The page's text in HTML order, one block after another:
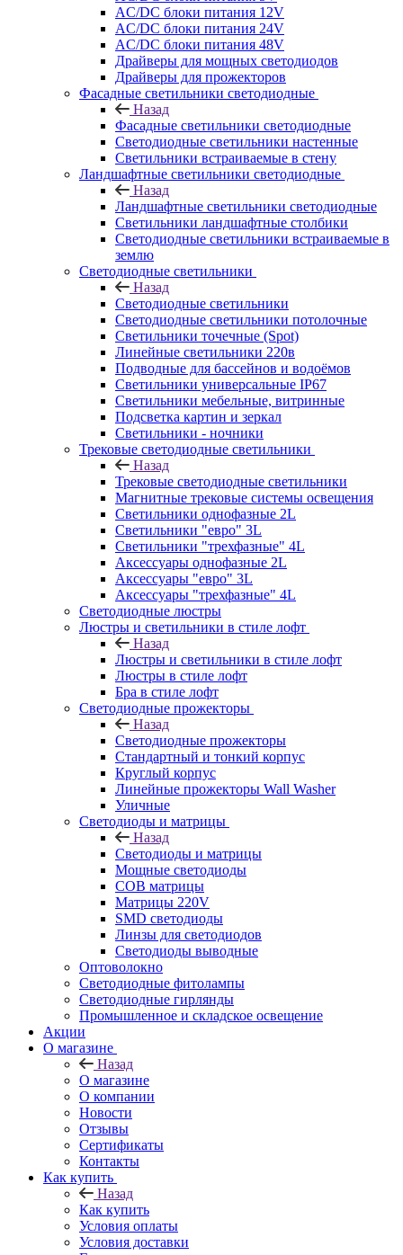
AC/DC блоки питания 12V
AC/DC блоки питания 24V
AC/DC блоки питания 48V
Драйверы для мощных светодиодов
Драйверы для прожекторов
Фасадные светильники светодиодные
Назад
Фасадные светильники светодиодные
Светодиодные светильники настенные
Светильники встраиваемые в стену
Ландшафтные светильники светодиодные
Назад
Ландшафтные светильники светодиодные
Светильники ландшафтные столбики
Светодиодные светильники встраиваемые в
землю
Светодиодные светильники
Назад
Светодиодные светильники
Светодиодные светильники потолочные
Светильники точечные (Spot)
Линейные светильники 220в
Подводные для бассейнов и водоёмов
Светильники универсальные IP67
Светильники мебельные, витринные
Подсветка картин и зеркал
Светильники - ночники
Трековые светодиодные светильники
Назад
Трековые светодиодные светильники
Магнитные трековые системы освещения
Светильники однофазные 2L
Светильники "евро" 3L
Светильники "трехфазные" 4L
Аксессуары однофазные 2L
Аксессуары "евро" 3L
Аксессуары "трехфазные" 4L
Светодиодные люстры
Люстры и светильники в стиле лофт
Назад
Люстры и светильники в стиле лофт
Люстры в стиле лофт
Бра в стиле лофт
Светодиодные прожекторы
Назад
Светодиодные прожекторы
Стандартный и тонкий корпус
Круглый корпус
Линейные прожекторы Wall Washer
Уличные
Светодиоды и матрицы
Назад
Светодиоды и матрицы
Мощные светодиоды
COB матрицы
Матрицы 220V
SMD светодиоды
Линзы для светодиодов
Светодиоды выводные
Оптоволокно
Светодиодные фитолампы
Светодиодные гирлянды
Промышленное и складское освещение
Акции
О магазине
Назад
О магазине
О компании
Новости
Отзывы
Сертификаты
Контакты
Как купить
Назад
Как купить
Условия оплаты
Условия доставки